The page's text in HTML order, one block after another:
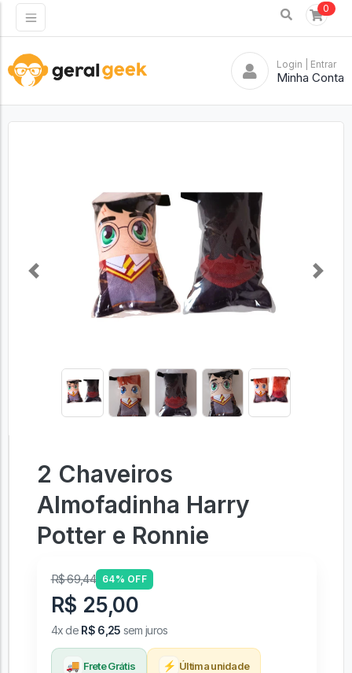
0
Login | Entrar
Minha Conta
Previous Next
2 Chaveiros
Almofadinha Harry
Potter e Ronnie
R$ 69,44 64% OFF
R$ 25,00
4x de R$ 6,25 sem juros
🚚 Frete Grátis ⚡ Última unidade